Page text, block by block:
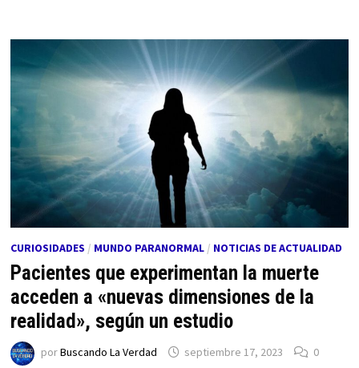
CURIOSIDADES / MUNDO PARANORMAL/ NOTICIAS DE ACTUALIDAD
Pacientes que experimentan la muerte
acceden a «nuevas dimensiones de la
realidad», según un estudio
porBuscando La Verdad septiembre 17, 2023 0